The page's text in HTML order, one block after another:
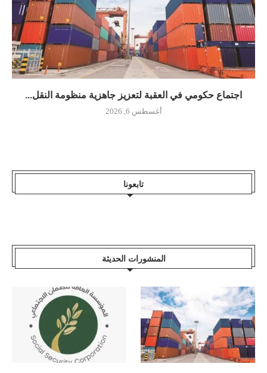
اجتماع حكومي في العقبة لتعزيز جاهزية منظومة النقل...
أغسطس 6, 2026
تابعونا
المنشورات الحديثة